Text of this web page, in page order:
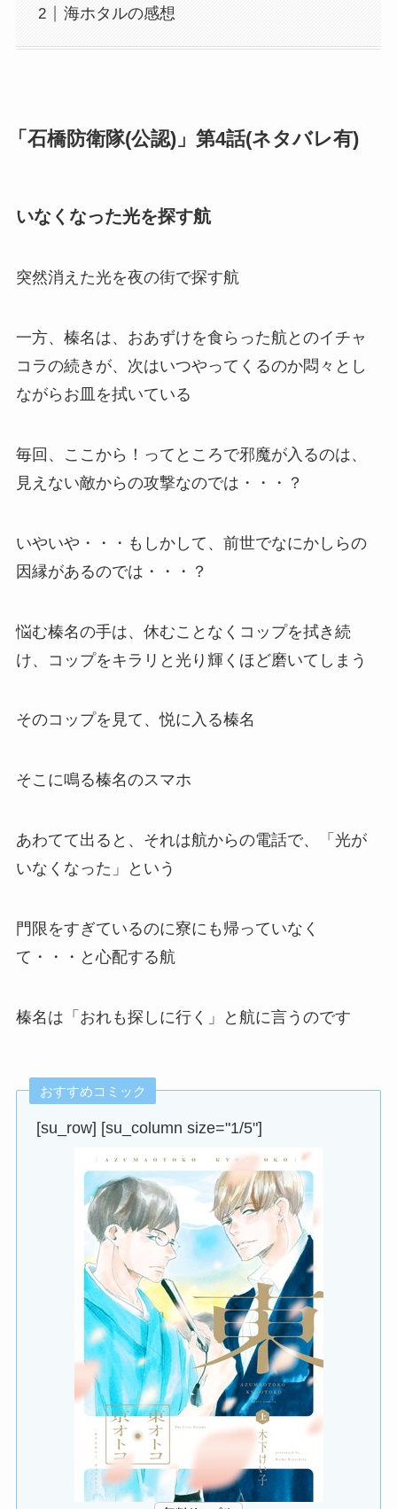
海ホタルの感想
「石橋防衛隊(公認)」第4話(ネタバレ有)
いなくなった光を探す航
突然消えた光を夜の街で探す航
一方、榛名は、おあずけを食らった航とのイチャ
コラの続きが、次はいつやってくるのか悶々とし
ながらお皿を拭いている
毎回、ここから！ってところで邪魔が入るのは、
見えない敵からの攻撃なのでは・・・？
いやいや・・・もしかして、前世でなにかしらの
因縁があるのでは・・・？
悩む榛名の手は、休むことなくコップを拭き続
け、コップをキラリと光り輝くほど磨いてしまう
そのコップを見て、悦に入る榛名
そこに鳴る榛名のスマホ
あわてて出ると、それは航からの電話で、「光が
いなくなった」という
門限をすぎているのに寮にも帰っていなく
て・・・と心配する航
榛名は「おれも探しに行く」と航に言うのです
おすすめコミック
[su_row] [su_column size="1/5"]